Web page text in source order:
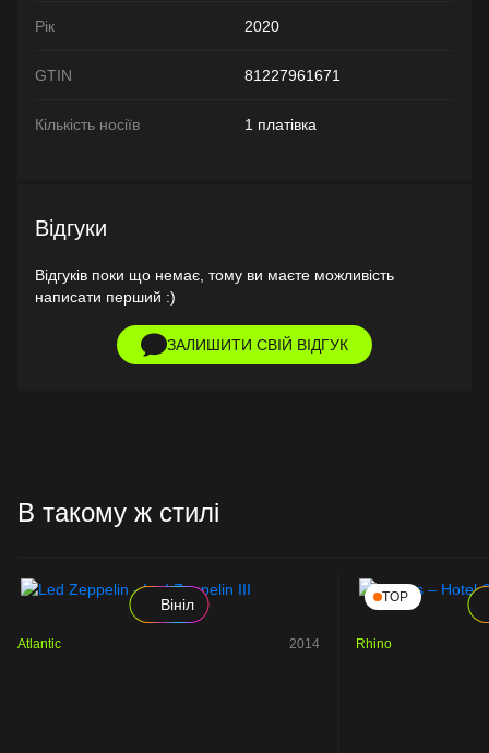
Рік 2020
GTIN 81227961671
Кількість носіїв 1 платівка
Відгуки
Відгуків поки що немає, тому ви маєте можливість
написати перший :)
ЗАЛИШИТИ СВІЙ ВІДГУК
В такому ж стилі
Вініл
Atlantic 2014
TOP
Rhino